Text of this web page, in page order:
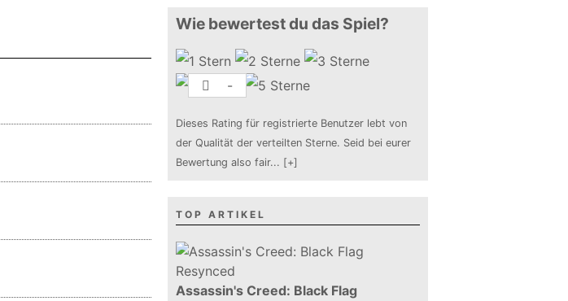
Wie bewertest du das Spiel?
-
Dieses Rating für registrierte Benutzer lebt von
der Qualität der verteilten Sterne. Seid bei eurer
Bewertung also fair... [+]
TOP ARTIKEL
Assassin's Creed: Black Flag